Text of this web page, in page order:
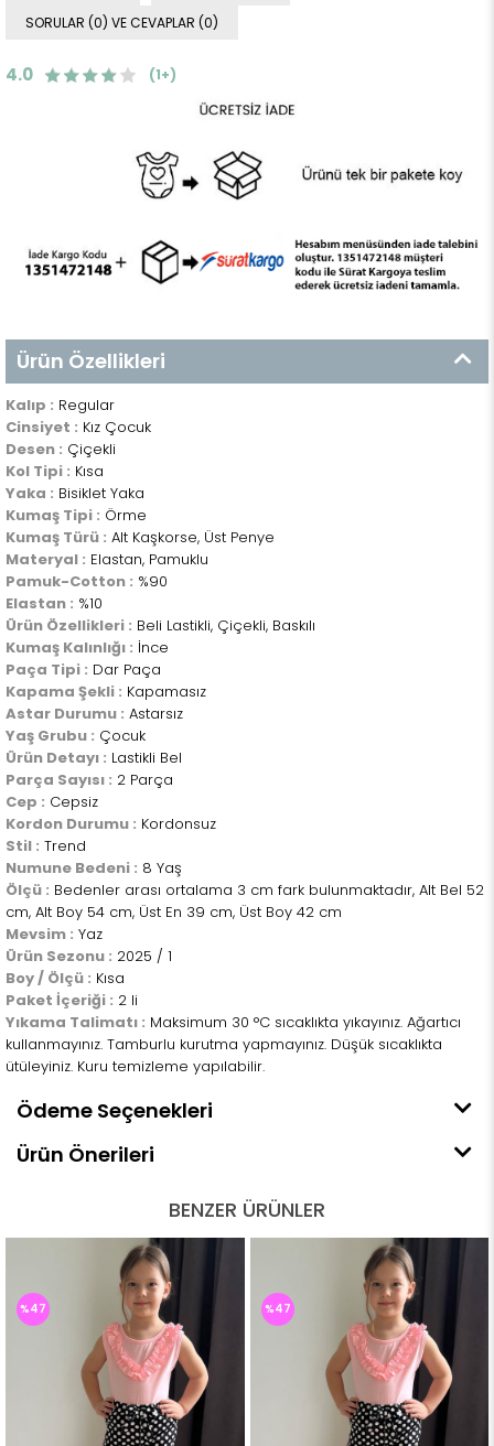
SORULAR (0) VE CEVAPLAR (0)
4.0 (1+)
Ürün Özellikleri
Kalıp : Regular
Cinsiyet : Kız Çocuk
Desen : Çiçekli
Kol Tipi : Kısa
Yaka : Bisiklet Yaka
Kumaş Tipi : Örme
Kumaş Türü : Alt Kaşkorse, Üst Penye
Materyal : Elastan, Pamuklu
Pamuk-Cotton : %90
Elastan : %10
Ürün Özellikleri : Beli Lastikli, Çiçekli, Baskılı
Kumaş Kalınlığı : İnce
Paça Tipi : Dar Paça
Kapama Şekli : Kapamasız
Astar Durumu : Astarsız
Yaş Grubu : Çocuk
Ürün Detayı : Lastikli Bel
Parça Sayısı : 2 Parça
Cep : Cepsiz
Kordon Durumu : Kordonsuz
Stil : Trend
Numune Bedeni : 8 Yaş
Ölçü : Bedenler arası ortalama 3 cm fark bulunmaktadır, Alt Bel 52
cm, Alt Boy 54 cm, Üst En 39 cm, Üst Boy 42 cm
Mevsim : Yaz
Ürün Sezonu : 2025 / 1
Boy / Ölçü : Kısa
Paket İçeriği : 2 li
Yıkama Talimatı : Maksimum 30 °C sıcaklıkta yıkayınız. Ağartıcı
kullanmayınız. Tamburlu kurutma yapmayınız. Düşük sıcaklıkta
ütüleyiniz. Kuru temizleme yapılabilir.
Ödeme Seçenekleri
Ürün Önerileri
BENZER ÜRÜNLER
%47 %47